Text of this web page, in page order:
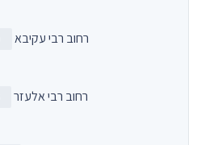
רחוב רבי עקיבא
רחוב רבי אלעזר